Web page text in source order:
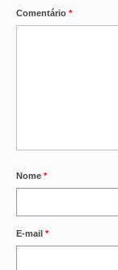
Comentário *
Nome *
E-mail *